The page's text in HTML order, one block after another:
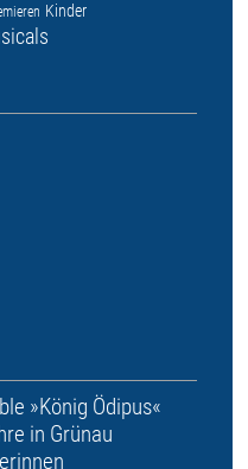
Kinder
»König Ödipus«
in Grünau